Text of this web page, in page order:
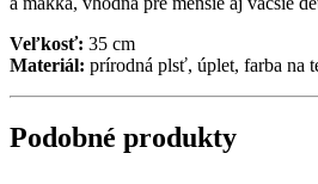
Veľkosť: 35 cm
Materiál: prírodná plsť, úplet, farba na
Podobné produkty